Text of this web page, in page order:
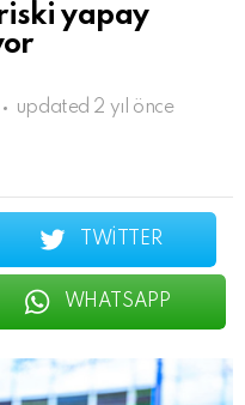
yapay
updated 2 yıl önce
TWITTER
WHATSAPP